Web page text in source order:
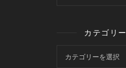
カテゴリー